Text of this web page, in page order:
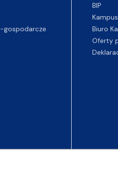
gospodarcze
BIP
Biuro
Oferty